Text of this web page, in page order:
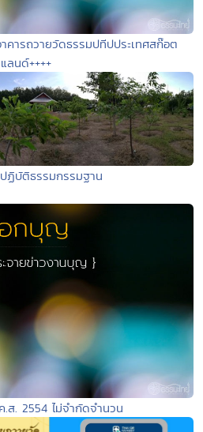
คารถวายวัดธรรมปทีปประเทศสก๊อต
แลนด์++++
ฏิบัติธรรมกรรมฐาน
. 2554 ไม่จำกัดจำนวน